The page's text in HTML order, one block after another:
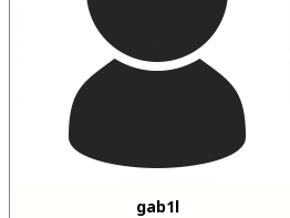
gab1l